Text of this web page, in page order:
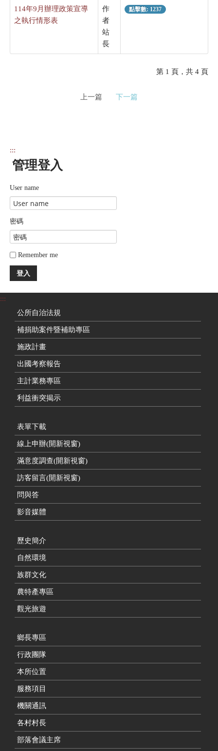
114年9月辦理政策宣導
之執行情形表
作
者
站
長
點擊數: 1237
第 1 頁，共 4 頁
上一篇 下一篇
:::
管理登入
User name
密碼
Remember me
登入
:::
公所自治法規
補捐助案件暨補助專區
施政計畫
出國考察報告
主計業務專區
利益衝突揭示
表單下載
線上申辦(開新視窗)
滿意度調查(開新視窗)
訪客留言(開新視窗)
問與答
影音媒體
歷史簡介
自然環境
族群文化
農特產專區
觀光旅遊
鄉長專區
行政團隊
本所位置
服務項目
機關通訊
各村村長
部落會議主席